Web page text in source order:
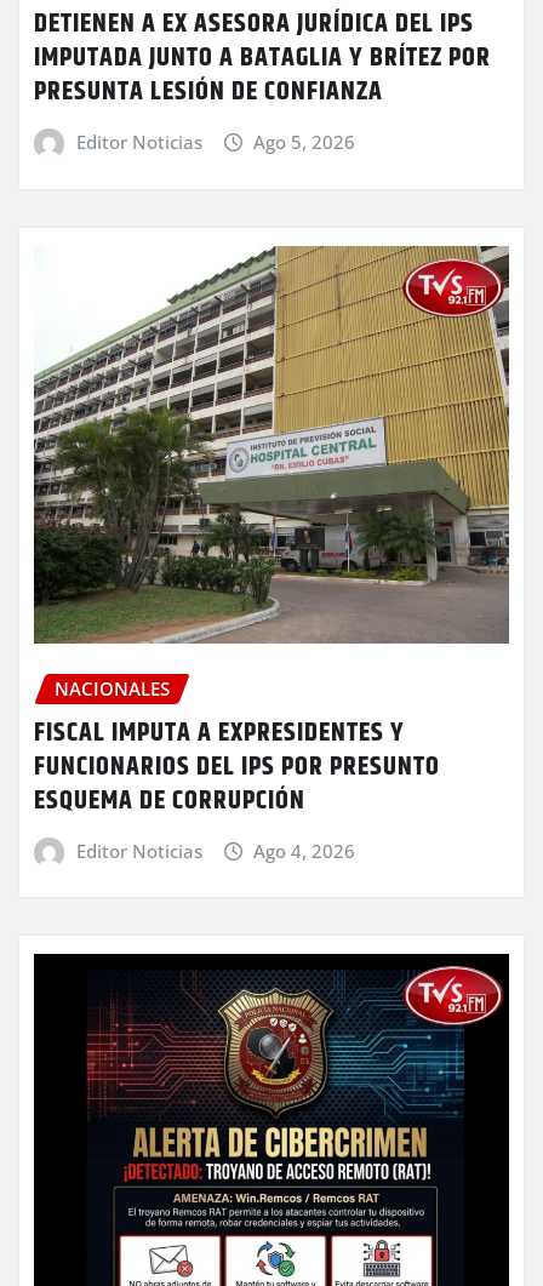
DETIENEN A EX ASESORA JURÍDICA DEL IPS
IMPUTADA JUNTO A BATAGLIA Y BRÍTEZ POR
PRESUNTA LESIÓN DE CONFIANZA
Editor Noticias Ago 5, 2026
NACIONALES
FISCAL IMPUTA A EXPRESIDENTES Y
FUNCIONARIOS DEL IPS POR PRESUNTO
ESQUEMA DE CORRUPCIÓN
Editor Noticias Ago 4, 2026